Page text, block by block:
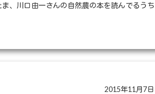
、川口由一さんの自然農の本を読んでるうち
2015年11月7日